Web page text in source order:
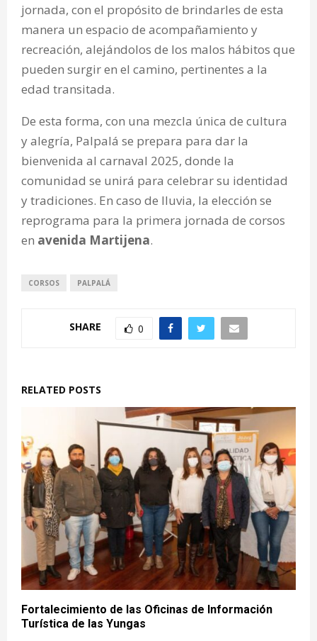
jornada, con el propósito de brindarles de esta
manera un espacio de acompañamiento y
recreación, alejándolos de los malos hábitos que
pueden surgir en el camino, pertinentes a la
edad transitada.
De esta forma, con una mezcla única de cultura
y alegría, Palpalá se prepara para dar la
bienvenida al carnaval 2025, donde la
comunidad se unirá para celebrar su identidad
y tradiciones. En caso de lluvia, la elección se
reprograma para la primera jornada de corsos
en avenida Martijena.
CORSOS PALPALÁ
SHARE 0
RELATED POSTS
Fortalecimiento de las Oficinas de Información
Turística de las Yungas